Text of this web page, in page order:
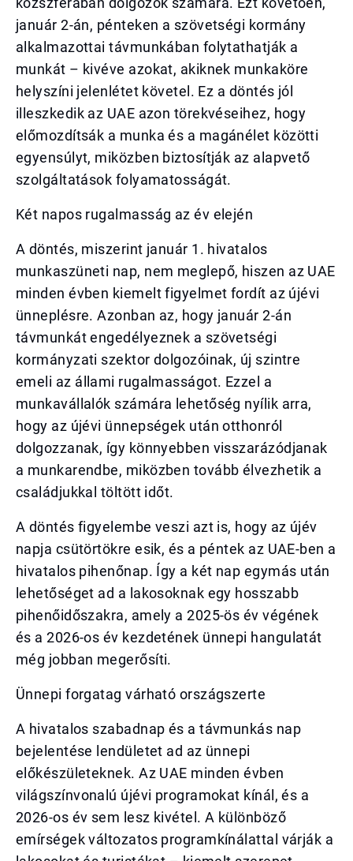
január 2-án, pénteken a szövetségi kormány
alkalmazottai távmunkában folytathatják a
munkát – kivéve azokat, akiknek munkaköre
helyszíni jelenlétet követel. Ez a döntés jól
illeszkedik az UAE azon törekvéseihez, hogy
előmozdítsák a munka és a magánélet közötti
egyensúlyt, miközben biztosítják az alapvető
szolgáltatások folyamatosságát.
Két napos rugalmasság az év elején
A döntés, miszerint január 1. hivatalos
munkaszüneti nap, nem meglepő, hiszen az UAE
minden évben kiemelt figyelmet fordít az újévi
ünneplésre. Azonban az, hogy január 2-án
távmunkát engedélyeznek a szövetségi
kormányzati szektor dolgozóinak, új szintre
emeli az állami rugalmasságot. Ezzel a
munkavállalók számára lehetőség nyílik arra,
hogy az újévi ünnepségek után otthonról
dolgozzanak, így könnyebben visszarázódjanak
a munkarendbe, miközben tovább élvezhetik a
családjukkal töltött időt.
A döntés figyelembe veszi azt is, hogy az újév
napja csütörtökre esik, és a péntek az UAE-ben a
hivatalos pihenőnap. Így a két nap egymás után
lehetőséget ad a lakosoknak egy hosszabb
pihenőidőszakra, amely a 2025-ös év végének
és a 2026-os év kezdetének ünnepi hangulatát
még jobban megerősíti.
Ünnepi forgatag várható országszerte
A hivatalos szabadnap és a távmunkás nap
bejelentése lendületet ad az ünnepi
előkészületeknek. Az UAE minden évben
világszínvonalú újévi programokat kínál, és a
2026-os év sem lesz kivétel. A különböző
emírségek változatos programkínálattal várják a